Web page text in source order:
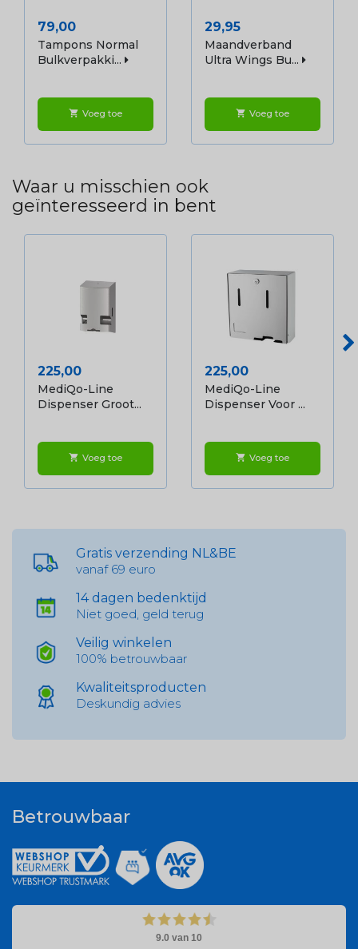
Prijs
79,00
Tampons Normal
Bulkverpakki...
shopping_cart Voeg toe
Prijs
29,95
Maandverband
Ultra Wings Bu...
shopping_cart Voeg toe
Waar u misschien ook
geïnteresseerd in bent
Prijs
225,00
MediQo-Line
Dispenser Groot...
shopping_cart Voeg toe
Prijs
225,00
MediQo-Line
Dispenser Voor ...
shopping_cart Voeg toe
Gratis verzending NL&BE
vanaf 69 euro
14 dagen bedenktijd
Niet goed, geld terug
Veilig winkelen
100% betrouwbaar
Kwaliteitsproducten
Deskundig advies
Betrouwbaar